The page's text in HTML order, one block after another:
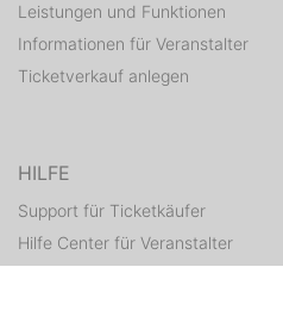
Leistungen und Funktionen
Informationen für Veranstalter
Ticketverkauf anlegen
HILFE
Support für Ticketkäufer
Hilfe Center für Veranstalter